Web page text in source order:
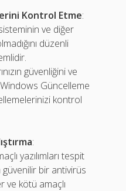
Kontrol Etme:
ve diğer
düzenli
güvenliğini ve
Güncelleme
kontrol
:
yazılımları tespit
bir antivirüs
ve kötü amaçlı